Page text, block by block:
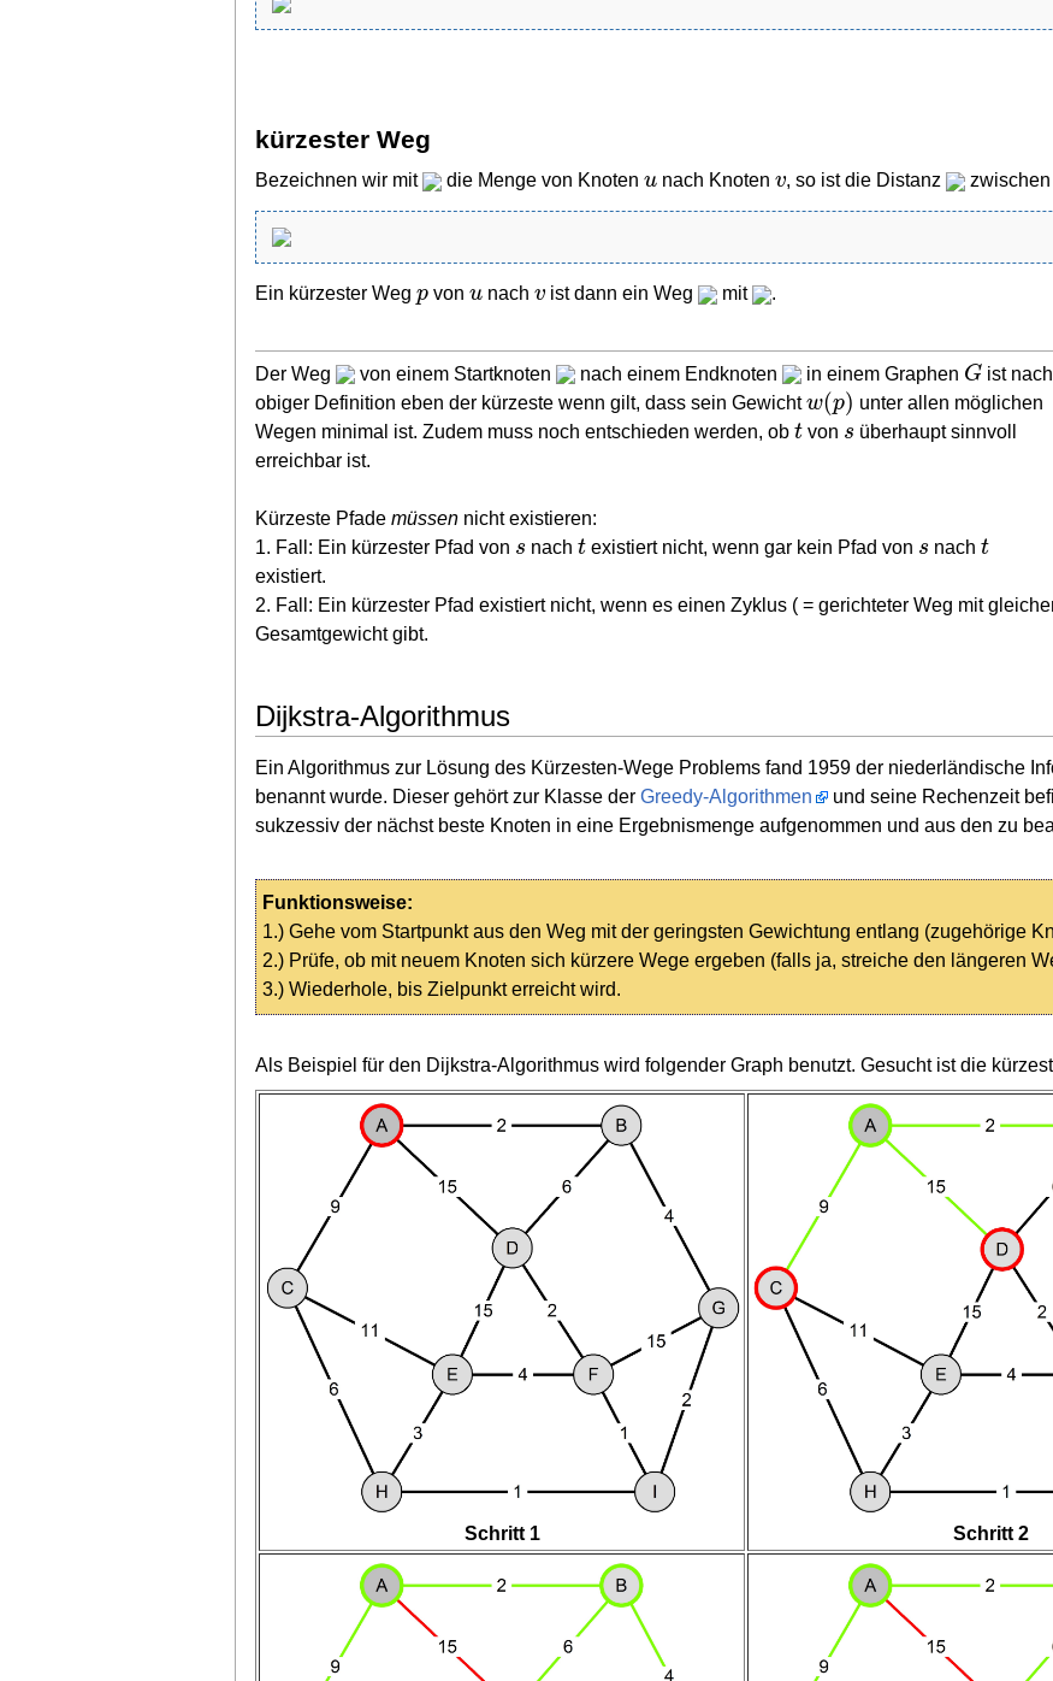
kürzester Weg
Bezeichnen wir mit die Menge von Knotenu nach Knotenv, so ist die Distanz
Ein kürzester Wegp vonu nachv ist dann ein Weg mit .
Der Weg von einem Startknoten nach einem Endknoten in einem Graphen G ist nach
obiger Definition eben der kürzeste wenn gilt, dass sein Gewichtw(p) unter allen möglichen
Wegen minimal ist. Zudem muss noch entschieden werden, obt von s überhaupt sinnvoll
erreichbar ist.
Kürzeste Pfademüssen nicht existieren:
1. Fall: Ein kürzester Pfad von s nacht existiert nicht, wenn gar kein Pfad von s nacht
existiert.
2. Fall: Ein kürzester Pfad existiert nicht, wenn es einen Zyklus ( = gerichteter Weg mit
Gesamtgewicht gibt.
Dijkstra-Algorithmus
Ein Algorithmus zur Lösung des Kürzesten-Wege Problems fand 1959 der niederländische
benannt wurde. Dieser gehört zur Klasse derGreedy-Algorithmen und seine Rechenzeit
sukzessiv der nächst beste Knoten in eine Ergebnismenge aufgenommen und aus den zu
Funktionsweise:
1.) Gehe vom Startpunkt aus den Weg mit der geringsten Gewichtung entlang (zugehörige
2.) Prüfe, ob mit neuem Knoten sich kürzere Wege ergeben (falls ja, streiche den längeren
3.) Wiederhole, bis Zielpunkt erreicht wird.
Als Beispiel für den Dijkstra-Algorithmus wird folgender Graph benutzt. Gesucht ist die
Schritt 1 Schritt 2